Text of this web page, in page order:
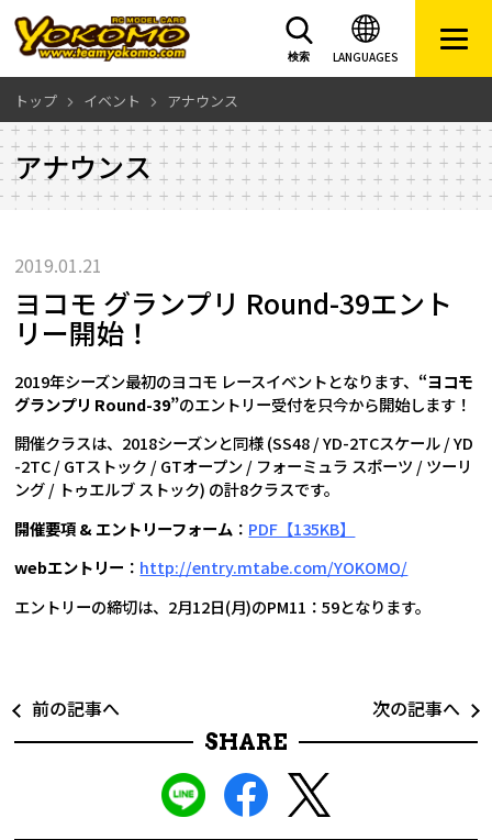
LANGUAGES
検索
トップ イベント アナウンス
アナウンス
2019.01.21
ヨコモ グランプリ Round-39エント
リー開始！
2019年シーズン最初のヨコモ レースイベントとなります、 “ヨコモ
グランプリ Round-39”のエントリー受付を只今から開始します！
開催クラスは、2018シーズンと同様 (SS48 / YD-2TCスケール / YD
-2TC / GTストック / GTオープン / フォーミュラ スポーツ / ツーリ
ング / トゥエルブ ストック) の計8クラスです。
開催要項 & エントリーフォーム ： PDF【135KB】
webエントリー ： http://entry.mtabe.com/YOKOMO/
エントリーの締切は、2月12日(月)のPM11：59となります。
前の記事へ
次の記事へ
SHARE